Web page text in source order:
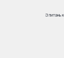
З питань